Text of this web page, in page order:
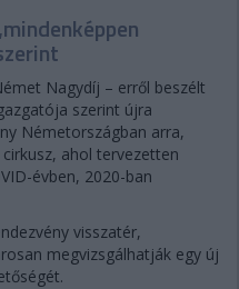
Nagydíj – erről beszélt
szerint újra
Németországban arra,
ahol tervezetten
évben, 2020-ban
visszatér,
megvizsgálhatják egy új